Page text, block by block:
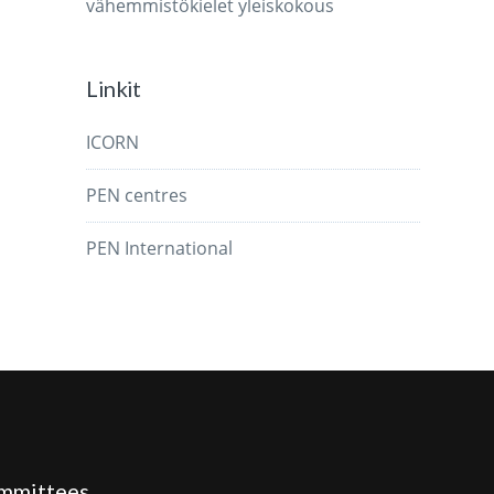
vähemmistökieletyleiskokous
Linkit
ICORN
PEN centres
PEN International